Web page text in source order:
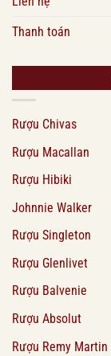
Thanh toán
Rượu Chivas
Rượu Macallan
Rượu Hibiki
Johnnie Walker
Rượu Singleton
Rượu Glenlivet
Rượu Balvenie
Rượu Absolut
Rượu Remy Martin